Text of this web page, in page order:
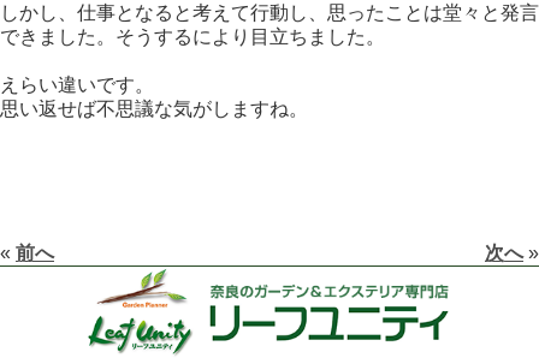
しかし、仕事となると考えて行動し、思ったことは堂々と発言
できました。そうするにより目立ちました。
えらい違いです。
思い返せば不思議な気がしますね。
« 前へ 次へ»